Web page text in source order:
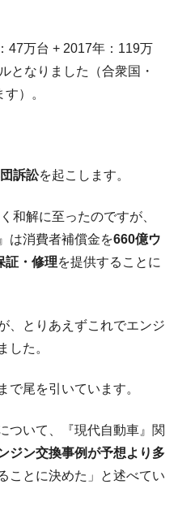
47万台 + 2017年：119万
となりました（合衆国・
）。
訴訟を起こします。
和解に至ったのですが、
は消費者補償金を660億ウ
証・修理を提供することに
、とりあえずこれでエンジ
した。
で尾を引いています。
ついて、『現代自動車』関
ジン交換事例が予想より多
ことに決めた」と述べてい